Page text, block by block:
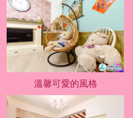
溫馨可愛的風格